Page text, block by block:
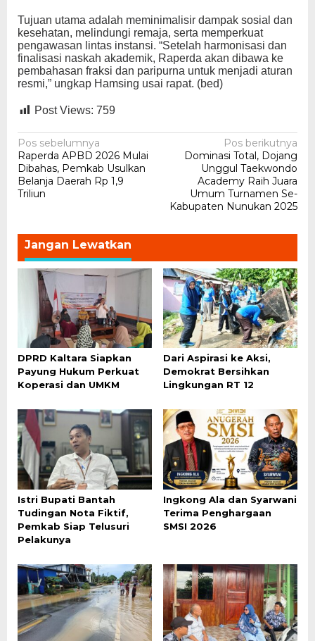
Tujuan utama adalah meminimalisir dampak sosial dan
kesehatan, melindungi remaja, serta memperkuat
pengawasan lintas instansi. “Setelah harmonisasi dan
finalisasi naskah akademik, Raperda akan dibawa ke
pembahasan fraksi dan paripurna untuk menjadi aturan
resmi,” ungkap Hamsing usai rapat. (bed)
Post Views: 759
Navigasi
pos
Pos sebelumnya
Raperda APBD 2026 Mulai
Dibahas, Pemkab Usulkan
Belanja Daerah Rp 1,9
Triliun
Pos berikutnya
Dominasi Total, Dojang
Unggul Taekwondo
Academy Raih Juara
Umum Turnamen Se-
Kabupaten Nunukan 2025
Jangan Lewatkan
DPRD Kaltara Siapkan
Payung Hukum Perkuat
Koperasi dan UMKM
Dari Aspirasi ke Aksi,
Demokrat Bersihkan
Lingkungan RT 12
Istri Bupati Bantah
Tudingan Nota Fiktif,
Pemkab Siap Telusuri
Pelakunya
Ingkong Ala dan Syarwani
Terima Penghargaan
SMSI 2026